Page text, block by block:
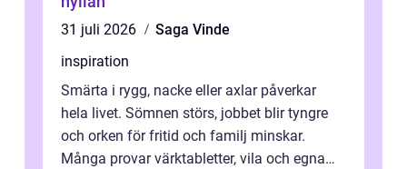
31 juli 2026
Saga Vinde
inspiration
Smärta i rygg, nacke eller axlar påverkar
hela livet. Sömnen störs, jobbet blir tyngre
och orken för fritid och familj minskar.
Många provar värktabletter, vila och egna